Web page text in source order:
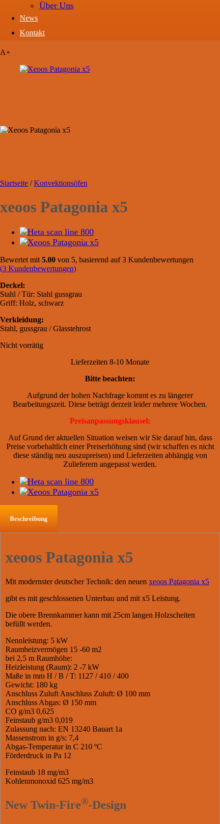
Über Uns
News
Kontakt
A+
Startseite / Konvektionsöfen
xeoos Patagonia x5
Bewertet mit 5.00 von 5, basierend auf3 Kundenbewertungen
(3 Kundenbewertungen)
Deckel:
Stahl / Tür: Stahl gussgrau
Griff: Holz, schwarz
Verkleidung:
Stahl, gussgrau / Glasstehrost
Nicht vorrätig
Lieferzeiten 8-10 Monate
Bitte beachten:
Aufgrund der hohen Nachfrage kommt es zu längerer
Bearbeitungszeit. Diese beträgt derzeit leider mehrere Wochen.
Preisanpassungsklausel:
Auf Grund der aktuellen Situation weisen wir Sie darauf hin, dass
Preise vorbehaltlich einer Preiserhöhung sind (wir schaffen es nicht
diese ständig neu auszupreisen) und Lieferzeiten abhängig von
Zulieferern angepasst werden.
Beschreibung
xeoos Patagonia x5
Mit modernster deutscher Technik: den neuen xeoos Patagonia x5
gibt es mit geschlossenen Unterbau und mit x5 Leistung.
Die obere Brennkammer kann mit 25cm langen Holzscheiten
befüllt werden.
Nennleistung: 5 kW
Raumheizvermögen 15 -60 m2
bei 2,5 m Raumhöhe:
Heizleistung (Raum): 2 -7 kW
Maße in mm H / B / T: 1127 / 410 / 400
Gewicht: 180 kg
Anschluss Zuluft Anschluss Zuluft: Ø 100 mm
Anschluss Abgas: Ø 150 mm
CO g/m3 0,625
Feinstaub g/m3 0,019
Zulassung nach: EN 13240 Bauart 1a
Massenstrom in g/s: 7,4
Abgas-Temperatur in C 210 ºC
Förderdruck in Pa 12
Feinstaub 18 mg/m3
Kohlenmonoxid 625 mg/m3
New Twin-Fire®-Design